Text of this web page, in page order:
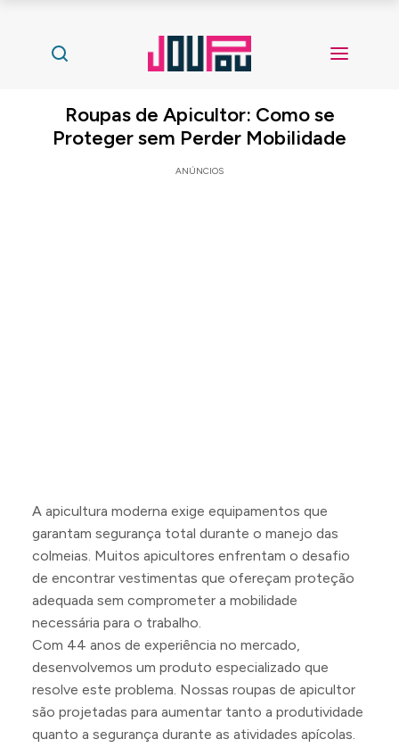
Roupas de Apicultor: Como se
Proteger sem Perder Mobilidade
ANÚNCIOS
A apicultura moderna exige equipamentos que
garantam segurança total durante o manejo das
colmeias. Muitos apicultores enfrentam o desafio
de encontrar vestimentas que ofereçam proteção
adequada sem comprometer a mobilidade
necessária para o trabalho.
Com 44 anos de experiência no mercado,
desenvolvemos um produto especializado que
resolve este problema. Nossas roupas de apicultor
são projetadas para aumentar tanto a produtividade
quanto a segurança durante as atividades apícolas.